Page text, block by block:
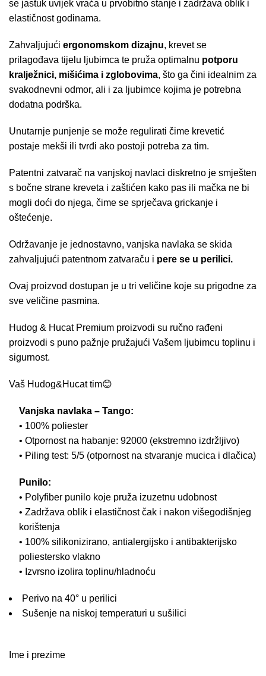
se jastuk uvijek vraća u prvobitno stanje i zadržava oblik i
elastičnost godinama.
Zahvaljujući ergonomskom dizajnu, krevet se
prilagođava tijelu ljubimca te pruža optimalnu potporu
kralježnici, mišićima i zglobovima, što ga čini idealnim za
svakodnevni odmor, ali i za ljubimce kojima je potrebna
dodatna podrška.
Unutarnje punjenje se može regulirati čime krevetić
postaje mekši ili tvrđi ako postoji potreba za tim.
Patentni zatvarač na vanjskoj navlaci diskretno je smješten
s bočne strane kreveta i zaštićen kako pas ili mačka ne bi
mogli doći do njega, čime se sprječava grickanje i
oštećenje.
Održavanje je jednostavno, vanjska navlaka se skida
zahvaljujući patentnom zatvaraču i pere se u perilici.
Ovaj proizvod dostupan je u tri veličine koje su prigodne za
sve veličine pasmina.
Hudog & Hucat Premium proizvodi su ručno rađeni
proizvodi s puno pažnje pružajući Vašem ljubimcu toplinu i
sigurnost.
Vaš Hudog&Hucat tim😊
Vanjska navlaka – Tango:
• 100% poliester
• Otpornost na habanje: 92000 (ekstremno izdržljivo)
• Piling test: 5/5 (otpornost na stvaranje mucica i dlačica)
Punilo:
• Polyfiber punilo koje pruža izuzetnu udobnost
• Zadržava oblik i elastičnost čak i nakon višegodišnjeg
korištenja
• 100% silikonizirano, antialergijsko i antibakterijsko
poliestersko vlakno
• Izvrsno izolira toplinu/hladnoću
Perivo na 40° u perilici
Sušenje na niskoj temperaturi u sušilici
Ime i prezime